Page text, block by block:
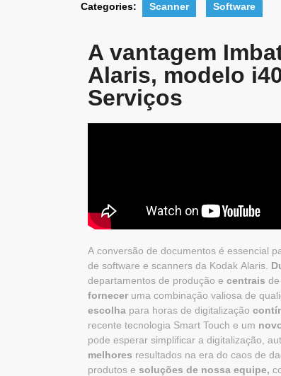
Categories: Scanner Software
A vantagem
Alaris, modelo
Serviços
A conversão de documentos é essencial
de software e scanners da Kodak Alaris.
departamentos de produção e centrais de
fornecer uma combinação valiosa de
escolha para horas de digitalização
recente tecnologia Smart Touch e um
pode esperar simplificar a digitalização,
melhores resultados na era do caos de
produtos e soluções de nossa equipe,